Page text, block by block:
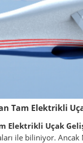
Tam Elektrikli
Elektrikli Uçak
ile biliniyor. Ancak